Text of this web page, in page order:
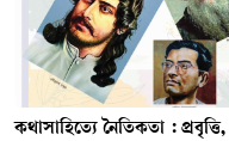
কথাসাহিত্যে নৈতিকতা : প্রবৃত্তি,